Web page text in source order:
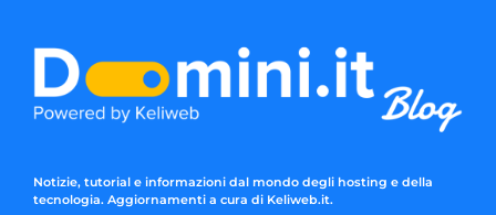
Notizie, tutorial e informazioni dal mondo degli hosting e della
tecnologia. Aggiornamenti a cura di Keliweb.it.